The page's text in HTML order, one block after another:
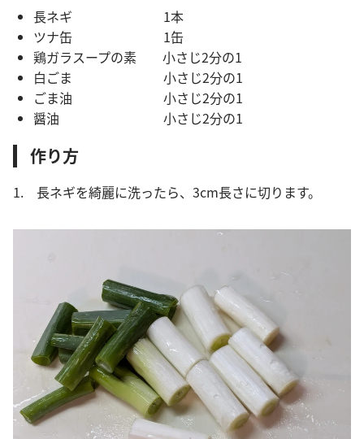
長ネギ 1本
ツナ缶 1缶
鶏ガラスープの素 小さじ2分の1
白ごま 小さじ2分の1
ごま油 小さじ2分の1
醤油 小さじ2分の1
作り方
1. 長ネギを綺麗に洗ったら、3cm長さに切ります。